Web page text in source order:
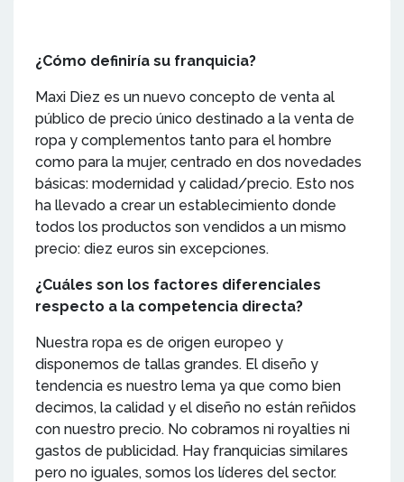
¿Cómo definiría su franquicia?
Maxi Diez es un nuevo concepto de venta al
público de precio único destinado a la venta de
ropa y complementos tanto para el hombre
como para la mujer, centrado en dos novedades
básicas: modernidad y calidad/precio. Esto nos
ha llevado a crear un establecimiento donde
todos los productos son vendidos a un mismo
precio: diez euros sin excepciones.
¿Cuáles son los factores diferenciales
respecto a la competencia directa?
Nuestra ropa es de origen europeo y
disponemos de tallas grandes. El diseño y
tendencia es nuestro lema ya que como bien
decimos, la calidad y el diseño no están reñidos
con nuestro precio. No cobramos ni royalties ni
gastos de publicidad. Hay franquicias similares
pero no iguales, somos los líderes del sector.